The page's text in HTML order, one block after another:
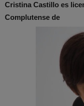
Cristina Castillo es
Complutense de